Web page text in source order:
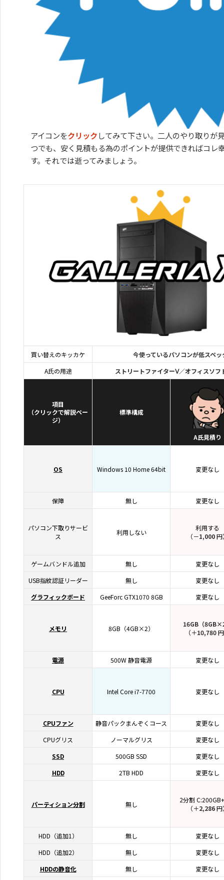
アイコンをクリックしてみて下さい。二人のやり取りが
つでも、安く見積もる為のポイントが提供できればコレ
す。それでは逝ってみましょう。
買い替えのキッカケ
今使っているパソコンが低スペ
A氏の用途
ストリートファイターⅤ／オフィスソフ
項目
（クリックで解説ペー
ジ）
標準構成
A氏見積り
OS Windows 10 Home 64bit 変更なし
保障 無し 変更なし
パソコン下取りサービ
ス
利用しない
利用する
（－1,000円
ゲームバンドル追加 無し
変更なし
USB指紋認証リーダー
無し
変更なし
グラフィックボード
GeeForc GTX1070 8GB 変更なし
メモリ 8GB（4GB×2）
16GB（
（＋10,780
電源 500W 静音電源 変更なし
CPU Intel Core i7-7700 変更なし
CPUファン 静音パックまんぞくコース
変更なし
CPUグリス
ノーマルグリス
変更なし
SSD
500GB SSD
変更なし
HDD
2TB HDD 変更なし
パーティション分割 無し
2分割
（＋2,286円
HDD（追加1） 無し
変更なし
HDD（追加2）
無し
変更なし
HDDの静音化
無し
変更なし